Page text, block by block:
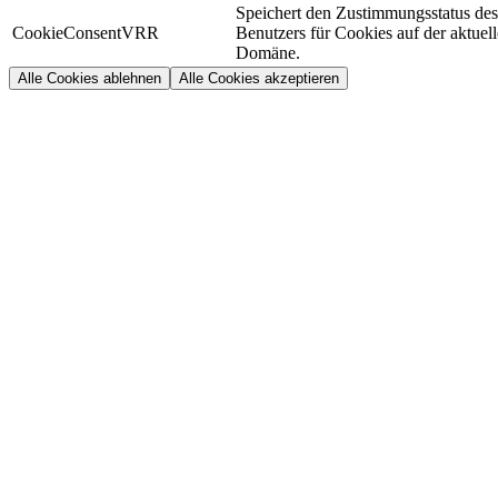
CookieConsentVRR
Speichert den Zustimmungsstatus des
Benutzers für Cookies auf der
Domäne.
Alle Cookies ablehnen Alle Cookies akzeptieren